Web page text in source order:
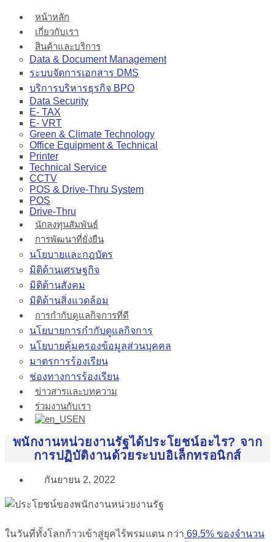
หน้าหลัก
เกี่ยวกับเรา
สินค้าและบริการ
Data & Document Management
ระบบจัดการเอกสาร DMS
บริการบริหารธุรกิจ BPO
Data Security
E- TAX
E- VRT
Green & Climate Technology
Office Equipment & Technical
Printer
Technical Service
CCTV
POS & Drive-Thru System
POS
Drive-Thru
นักลงทุนสัมพันธ์
การพัฒนาที่ยั่งยืน
นโยบายและกฎบัตร
มิติด้านเศรษฐกิจ
มิติด้านสังคม
มิติด้านสิ่งแวดล้อม
การกำกับดูแลกิจการที่ดี
นโยบายการกำกับดูแลกิจการ
นโยบายคุ้มครองข้อมูลส่วนบุคคล
มาตรการร้องเรียน
ช่องทางการร้องเรียน
ข่าวสารและบทความ
ร่วมงานกับเรา
EN
พนักงานหน่วยงานรัฐได้ประโยชน์อะไร? จาก
การปฏิบัติงานด้วยระบบอิเล็กทรอนิกส์
กันยายน 2, 2022
ในวันที่ทั้งโลกก้าวเข้าสู่ยุคไร้พรมแดน กว่า 69.5% ของจำนวน